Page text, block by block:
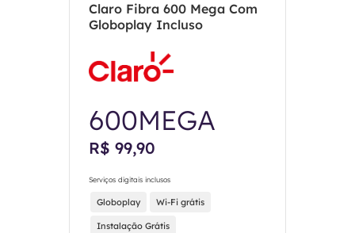
Claro Fibra 600 Mega Com
Globoplay Incluso
600MEGA
R$ 99,90
Serviços digitais inclusos
Globoplay Wi-Fi grátis
Instalação Grátis